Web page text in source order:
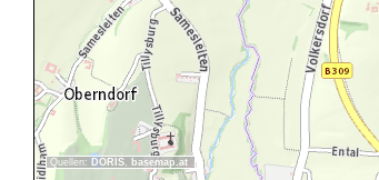
Quellen: DORIS, basemap.at